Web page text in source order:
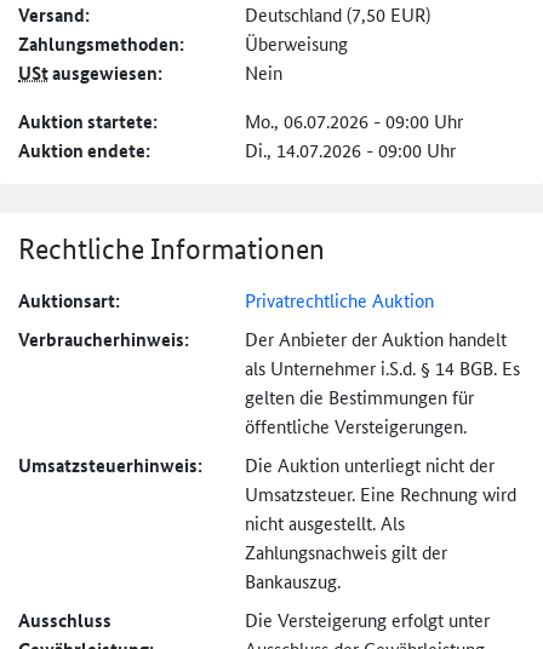
Versand: Deutschland (7,50 EUR)
Zahlungs­methoden: Überweisung
UStausgewiesen: Nein
Auktion startete: Mo., 06.07.2026 - 09:00 Uhr
Auktion endete: Di., 14.07.2026 - 09:00 Uhr
Rechtliche Informationen
Auktionsart: Privatrechtliche Auktion
Verbraucher­hinweis:
Der Anbieter der Auktion handelt
als Unternehmer i.S.d. § 14 BGB. Es
gelten die Bestimmungen für
öffentliche Versteigerungen.
Umsatzsteuer­hinweis:
Die Auktion unterliegt nicht der
Umsatzsteuer. Eine Rechnung wird
nicht ausgestellt. Als
Zahlungsnachweis gilt der
Bankauszug.
Ausschluss
Die Versteigerung erfolgt unter